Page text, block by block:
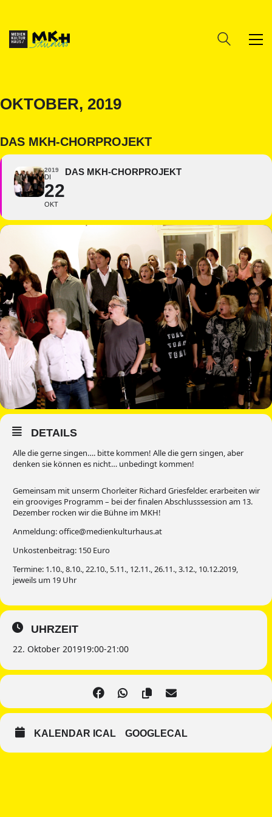
OKTOBER, 2019
DAS MKH-CHORPROJEKT
2019
DI
22
OKT
DAS MKH-CHORPROJEKT
DETAILS
Alle die gerne singen…. bitte kommen! Alle die gern singen, aber
denken sie können es nicht… unbedingt kommen!
Gemeinsam mit unserm Chorleiter Richard Griesfelder. erarbeiten wir
ein grooviges Programm – bei der finalen Abschlusssession am 13.
Dezember rocken wir die Bühne im MKH!
Anmeldung: office@medienkulturhaus.at
Unkostenbeitrag: 150 Euro
Termine: 1.10., 8.10., 22.10., 5.11., 12.11., 26.11., 3.12., 10.12.2019,
jeweils um 19 Uhr
UHRZEIT
22. Oktober 201919:00-21:00
KALENDAR ICAL GOOGLECAL